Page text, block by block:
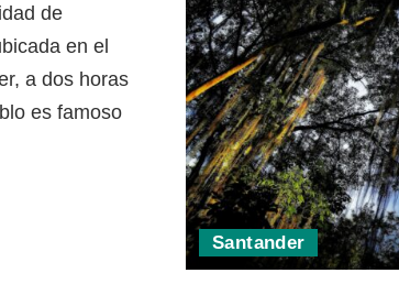
Santander
de
en el
a dos horas
es famoso